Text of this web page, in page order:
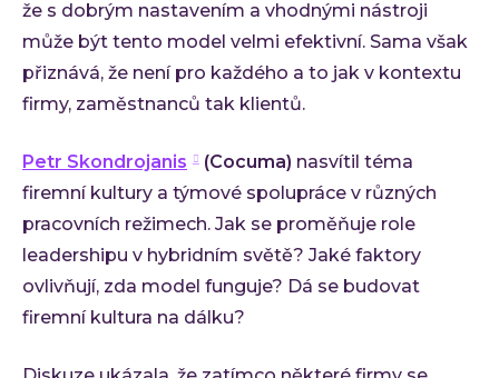
že s dobrým nastavením a vhodnými nástroji
může být tento model velmi efektivní. Sama však
přiznává, že není pro každého a to jak v kontextu
firmy, zaměstnanců tak klientů.
Petr Skondrojanis (Cocuma) nasvítil téma
firemní kultury a týmové spolupráce v různých
pracovních režimech. Jak se proměňuje role
leadershipu v hybridním světě? Jaké faktory
ovlivňují, zda model funguje? Dá se budovat
firemní kultura na dálku?